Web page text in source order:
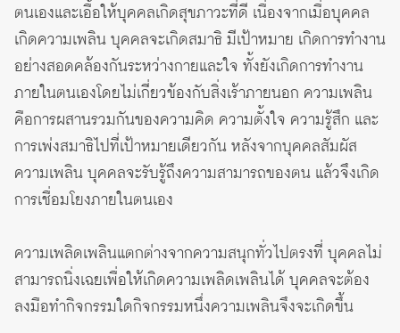
ตนเองและเอื้อให้บุคคลเกิดสุขภาวะที่ดี เนื่องจากเมื่อบุคคล
เกิดความเพลิน บุคคลจะเกิดสมาธิ มีเป้าหมาย เกิดการทำงาน
อย่างสอดคล้องกันระหว่างกายและใจ ทั้งยังเกิดการทำงาน
ภายในตนเองโดยไม่เกี่ยวข้องกับสิ่งเร้าภายนอก ความเพลิน
คือการผสานรวมกันของความคิด ความตั้งใจ ความรู้สึก และ
การเพ่งสมาธิไปที่เป้าหมายเดียวกัน หลังจากบุคคลสัมผัส
ความเพลิน บุคคลจะรับรู้ถึงความสามารถของตน แล้วจึงเกิด
การเชื่อมโยงภายในตนเอง
ความเพลิดเพลินแตกต่างจากความสนุกทั่วไปตรงที่ บุคคลไม่
สามารถนิ่งเฉยเพื่อให้เกิดความเพลิดเพลินได้ บุคคลจะต้อง
ลงมือทำกิจกรรมใดกิจกรรมหนึ่งความเพลินจึงจะเกิดขึ้น